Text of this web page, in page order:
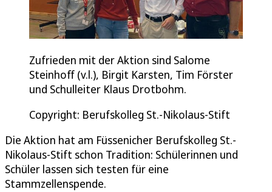
Zufrieden mit der Aktion sind Salome
Steinhoff (v.l.), Birgit Karsten, Tim Förster
und Schulleiter Klaus Drotbohm.
Copyright: Berufskolleg St.-Nikolaus-Stift
Die Aktion hat am Füssenicher Berufskolleg St.-
Nikolaus-Stift schon Tradition: Schülerinnen und
Schüler lassen sich testen für eine
Stammzellenspende.